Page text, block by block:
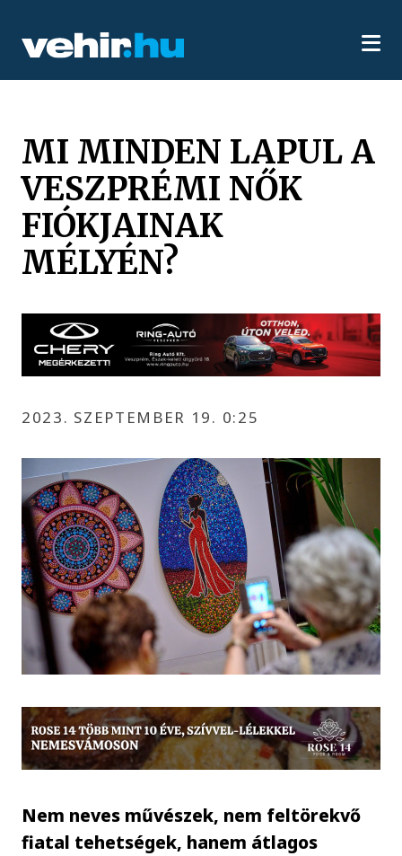
MI MINDEN LAPUL A
VESZPRÉMI NŐK
FIÓKJAINAK
MÉLYÉN?
2023. SZEPTEMBER 19. 0:25
Nem neves művészek, nem feltörekvő
fiatal tehetségek, hanem átlagos